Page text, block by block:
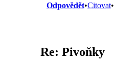
Odpovědět•Citovat•
Re: Pivoňky